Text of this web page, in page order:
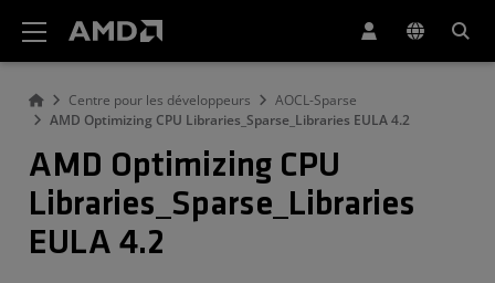
Centre pour les développeurs
AOCL-Sparse
AMD Optimizing CPU Libraries_Sparse_Libraries EULA 4.2
AMD Optimizing CPU
Libraries_Sparse_Libraries
EULA 4.2